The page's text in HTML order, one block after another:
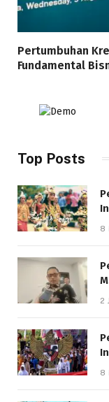
Pertumbuhan
Fundamental
Top Posts
8
2
8